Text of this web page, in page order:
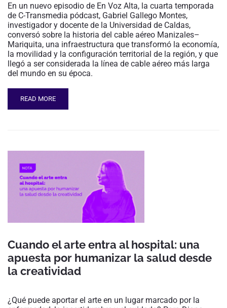
En un nuevo episodio de En Voz Alta, la cuarta temporada
de C-Transmedia pódcast, Gabriel Gallego Montes,
investigador y docente de la Universidad de Caldas,
conversó sobre la historia del cable aéreo Manizales–
Mariquita, una infraestructura que transformó la economía,
la movilidad y la configuración territorial de la región, y que
llegó a ser considerada la línea de cable aéreo más larga
del mundo en su época.
READ MORE
Cuando el arte entra al hospital: una
apuesta por humanizar la salud desde
la creatividad
¿Qué puede aportar el arte en un lugar marcado por la